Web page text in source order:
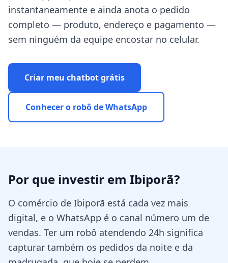
instantaneamente e ainda anota o pedido
completo — produto, endereço e pagamento —
sem ninguém da equipe encostar no celular.
Criar meu chatbot grátis
Conhecer o robô de WhatsApp
Por que investir em Ibiporã?
O comércio de Ibiporã está cada vez mais
digital, e o WhatsApp é o canal número um de
vendas. Ter um robô atendendo 24h significa
capturar também os pedidos da noite e da